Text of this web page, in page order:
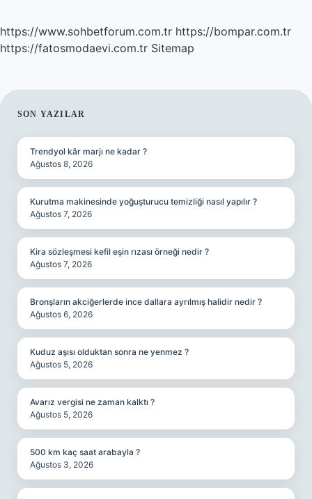
https://www.sohbetforum.com.tr https://bompar.com.tr
https://fatosmodaevi.com.tr Sitemap
SIDEBAR
SON YAZILAR
Trendyol kâr marjı ne kadar ?
Ağustos 8, 2026
Kurutma makinesinde yoğuşturucu temizliği nasıl yapılır ?
Ağustos 7, 2026
Kira sözleşmesi kefil eşin rızası örneği nedir ?
Ağustos 7, 2026
Bronşların akciğerlerde ince dallara ayrılmış halidir nedir ?
Ağustos 6, 2026
Kuduz aşısı olduktan sonra ne yenmez ?
Ağustos 5, 2026
Avarız vergisi ne zaman kalktı ?
Ağustos 5, 2026
500 km kaç saat arabayla ?
Ağustos 3, 2026